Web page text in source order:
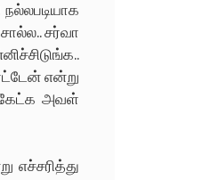
சர்வா
என்று
கேட்க அவள்
எச்சரித்து